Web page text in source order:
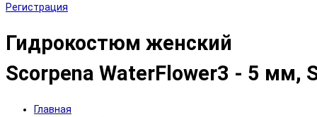
Регистрация
Гидрокостюм женский
Scorpena WaterFlower3 - 5 мм,
Главная